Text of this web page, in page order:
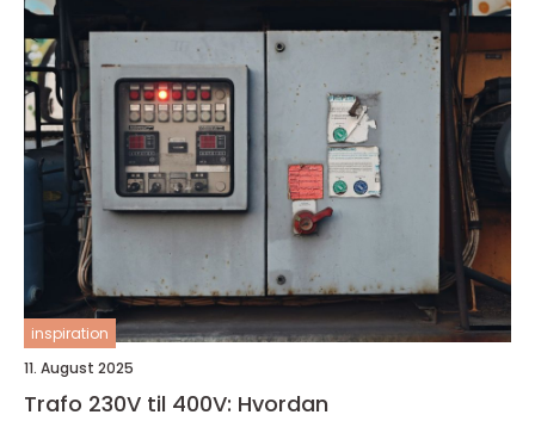
inspiration
11. August 2025
Trafo 230V til 400V: Hvordan